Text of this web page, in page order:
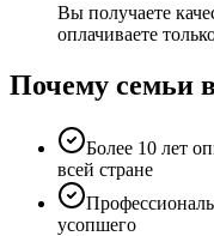
Вы получаете
оплачиваете
Почему семьи
Более 10 лет
всей стране
усопшего